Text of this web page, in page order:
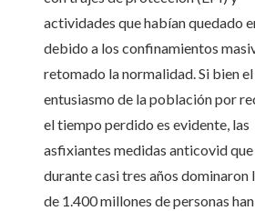
actividades que habían quedado
debido a los confinamientos
retomado la normalidad. Si bien el
entusiasmo de la población por
el tiempo perdido es evidente, las
asfixiantes medidas anticovid que
durante casi tres años dominaron
de 1.400 millones de personas